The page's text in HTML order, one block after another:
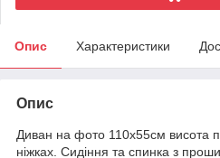
Опис Характеристики
Опис
Диван на фото 110х55см висота
ніжках. Сидіння та спинка з